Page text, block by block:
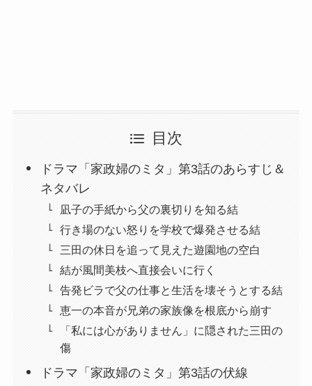
目次
ドラマ「家政婦のミタ」第3話のあらすじ＆
ネタバレ
凪子の手紙から父の裏切りを知る結
行き場のない怒りを学校で爆発させる結
三田の休日を追って見えた遊園地の空白
結が風間美枝へ直接会いに行く
告発ビラで父の仕事と生活を壊そうとする結
恵一の本音が兄弟の家族像を根底から崩す
「私には心がありません」に隠された三田の
傷
ドラマ「家政婦のミタ」第3話の伏線